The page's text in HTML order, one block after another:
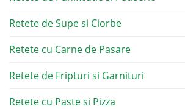
Retete de Supe si Ciorbe
Retete cu Carne de Pasare
Retete de Fripturi si Garnituri
Retete cu Paste si Pizza